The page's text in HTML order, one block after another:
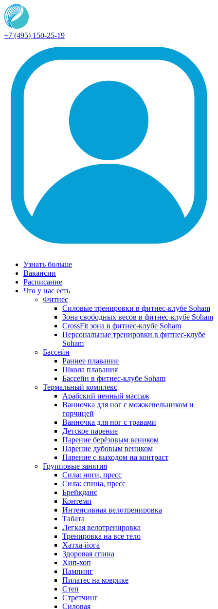
+7 (495) 150-25-19
Узнать больше
Вакансии
Расписание
Что у нас есть
Фитнес
Силовые тренировки в фитнес-клубе Soham
Зона свободных весов в фитнес-клубе Soham
CrossFit зона в фитнес-клубе Soham
Персональные тренировки в фитнес-клубе
Soham
Бассейн
Раннее плавание
Школа плавания
Бассейн в фитнес-клубе Soham
Термальный комплекс
Арабский пенный массаж
Ванночка для ног с можжевельником и
горчицей
Ванночка для ног с травами
Детское парение
Парение берёзовым веником
Парение дубовым веником
Парение с выходом на контраст
Групповые занятия
Сила: ноги, пресс
Сила: спина, пресс
Брейкданс
Контемп
Интенсивная велотренировка
Табата
Легкая велотренировка
Тренировка на все тело
Хатха-йога
Здоровая спина
Хип-хоп
Пампинг
Пилатес на коврике
Степ
Стретчинг
Силовая